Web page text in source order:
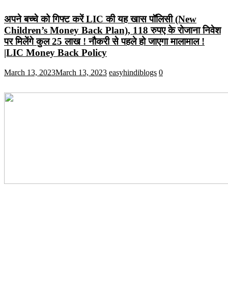
अपने बच्चे को गिफ्ट करें LIC की यह खास पॉलिसी (New
Children’s Money Back Plan), 118 रुपए के रोजाना निवेश
पर मिलेंगे कुल 25 लाख ! नौकरी से पहले हो जाएगा मालामाल !
|LIC Money Back Policy
March 13, 2023March 13, 2023 easyhindiblogs 0